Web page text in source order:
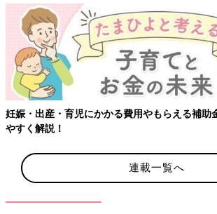
かかる費用やもらえる補助金・助成金をわかり
連載一覧へ